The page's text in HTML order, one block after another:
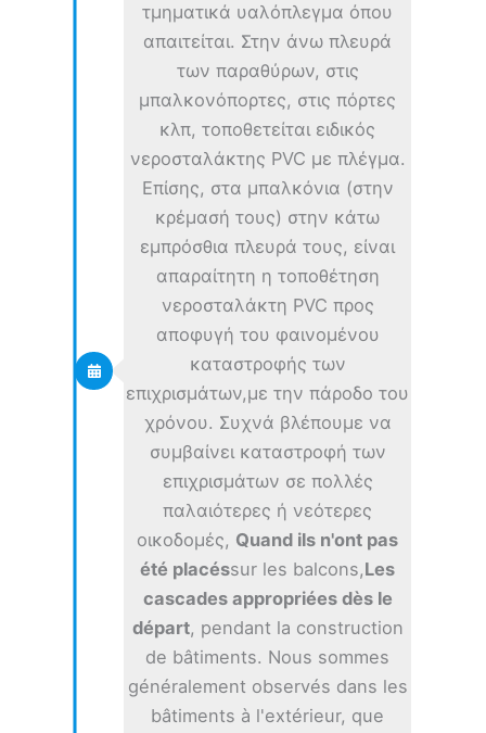
τμηματικά υαλόπλεγμα όπου
απαιτείται. Στην άνω πλευρά
των παραθύρων, στις
μπαλκονόπορτες, στις πόρτες
κλπ, τοποθετείται ειδικός
νεροσταλάκτης PVC με πλέγμα.
Επίσης, στα μπαλκόνια (στην
κρέμασή τους) στην κάτω
εμπρόσθια πλευρά τους, είναι
απαραίτητη η τοποθέτηση
νεροσταλάκτη PVC προς
αποφυγή του φαινομένου
καταστροφής των
επιχρισμάτων,με την πάροδο του
χρόνου. Συχνά βλέπουμε να
συμβαίνει καταστροφή των
επιχρισμάτων σε πολλές
παλαιότερες ή νεότερες
οικοδομές, Quand ils n'ont pas
été placéssur les balcons,Les
cascades appropriées dès le
départ, pendant la construction
de bâtiments. Nous sommes
généralement observés dans les
bâtiments à l'extérieur, que